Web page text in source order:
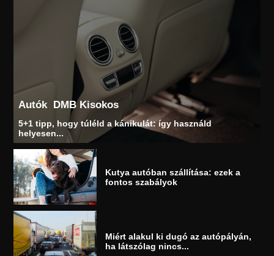
Autók DMB Kisokos
5+1 tipp, hogy túléld a kánikulát: így használd
helyesen...
Kutya autóban szállítása: ezek a
fontos szabályok
Miért alakul ki dugó az autópályán,
ha látszólag nincs...